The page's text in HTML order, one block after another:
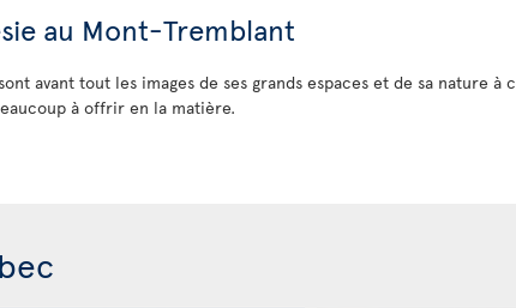
au Mont-Tremblant
avant tout les images de ses grands espaces et de sa nature
à offrir en la matière.